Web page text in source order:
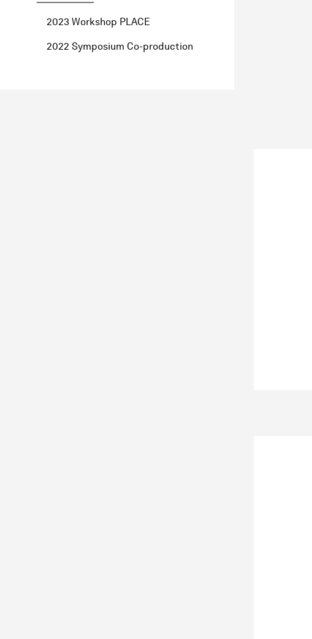
2023 Workshop PLACE
2022 Symposium Co-production